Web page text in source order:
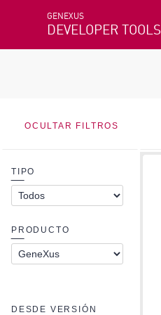
GENEXUS
DEVELOPER TOOLS